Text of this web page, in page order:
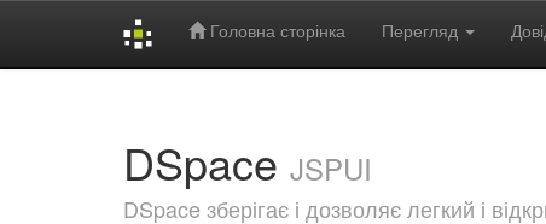
Головна сторінка Перегляд
DSpace JSPUI
DSpace зберігає і дозволяє легкий і